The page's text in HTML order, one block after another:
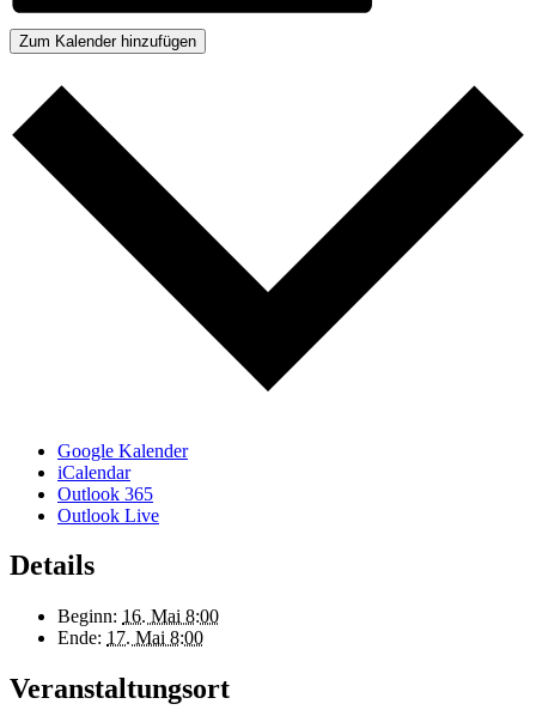
Zum Kalender hinzufügen
Google Kalender
iCalendar
Outlook 365
Outlook Live
Details
Beginn: 16. Mai 8:00
Ende: 17. Mai 8:00
Veranstaltungsort